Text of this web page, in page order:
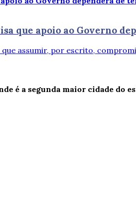
que apoio ao Governo
assumir, por escrito,
é a segunda maior cidade do